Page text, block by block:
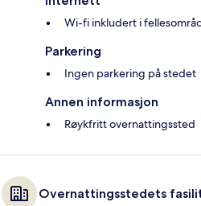
Wi-fi inkludert i
Parkering
Ingen parkering på stedet
Annen informasjon
Røykfritt overnattingssted
Overnattingsstedets